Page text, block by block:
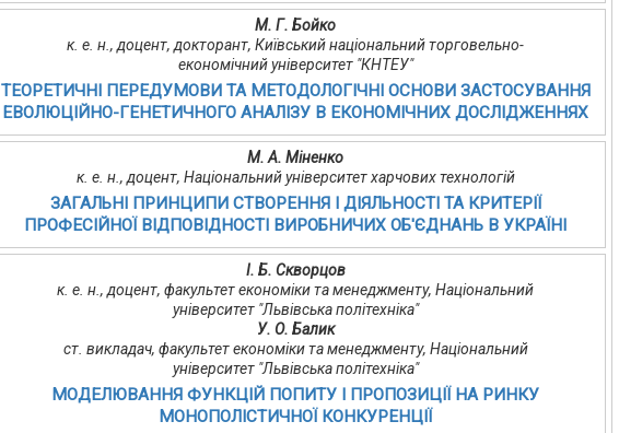
М. Г. Бойко
к. е. н., доцент, докторант, Київський національний торговельно-
економічний університет "КНТЕУ"
ТЕОРЕТИЧНІ ПЕРЕДУМОВИ ТА МЕТОДОЛОГІЧНІ ОСНОВИ ЗАСТОСУВАННЯ
ЕВОЛЮЦІЙНО-ГЕНЕТИЧНОГО АНАЛІЗУ В ЕКОНОМІЧНИХ ДОСЛІДЖЕННЯХ
М. А. Міненко
к. е. н., доцент, Національний університет харчових технологій
ЗАГАЛЬНІ ПРИНЦИПИ СТВОРЕННЯ І ДІЯЛЬНОСТІ ТА КРИТЕРІЇ
ПРОФЕСІЙНОЇ ВІДПОВІДНОСТІ ВИРОБНИЧИХ ОБ'ЄДНАНЬ В УКРАЇНІ
І. Б. Скворцов
к. е. н., доцент, факультет економіки та менеджменту, Національний
університет "Львівська політехніка"
У. О. Балик
ст. викладач, факультет економіки та менеджменту, Національний
університет "Львівська політехніка"
МОДЕЛЮВАННЯ ФУНКЦІЙ ПОПИТУ І ПРОПОЗИЦІЇ НА РИНКУ
МОНОПОЛІСТИЧНОЇ КОНКУРЕНЦІЇ